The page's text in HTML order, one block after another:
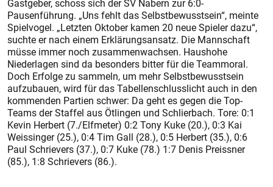
Gastgeber, schoss sich der SV Nabern zur 6:0-
Pausenführung. „Uns fehlt das Selbstbewusstsein“, meinte
Spielvogel. „Letzten Oktober kamen 20 neue Spieler dazu“,
suchte er nach einem Erklärungsansatz. Die Mannschaft
müsse immer noch zusammenwachsen. Haushohe
Niederlagen sind da besonders bitter für die Teammoral.
Doch Erfolge zu sammeln, um mehr Selbstbewusstsein
aufzubauen, wird für das Tabellenschlusslicht auch in den
kommenden Partien schwer: Da geht es gegen die Top-
Teams der Staffel aus Ötlingen und Schlier­bach. Tore: 0:1
Kevin Herbert (7./Elfmeter) 0:2 Tony Kuke (20.), 0:3 Kai
Weissinger (25.), 0:4 Tim Gall (28.), 0:5 Herbert (35.), 0:6
Paul Schrievers (37.), 0:7 Kuke (78.) 1:7 Denis Preissner
(85.), 1:8 Schrievers (86.).